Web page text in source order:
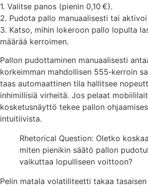
1. Valitse panos (pienin 0,10 €).
2. Pudota pallo manuaalisesti tai
3. Katso, mihin lokeroon pallo lopulta
määrää kerroimen.
Pallon pudottaminen manuaalisesti
korkeimman mahdollisen 555‑kerroin
taas automaattinen tila hallitsee
inhimillisiä virheitä. Jos pelaat
kosketusnäyttö tekee pallon
intuitiivista.
Rhetorical Question: Oletko
miten pienikin säätö pallon
vaikuttaa lopulliseen voittoon?
Pelin matala volatiliteetti takaa